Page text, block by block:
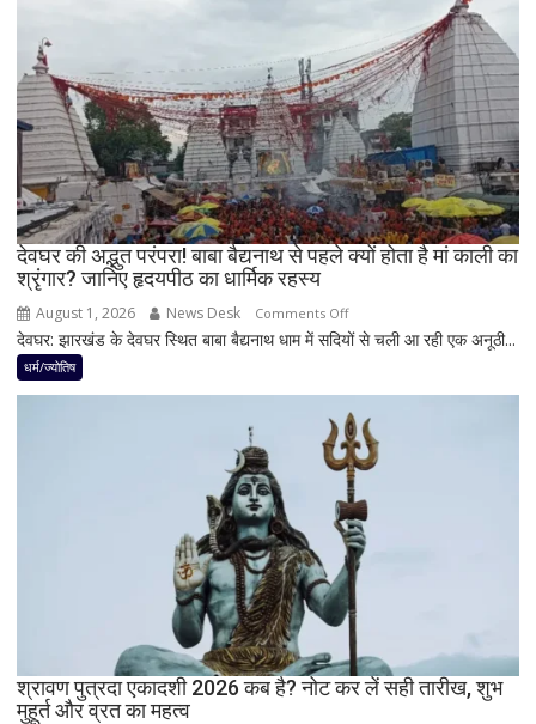
योग
से
पहले
जान
लें
ये
4
अहम
नियम,
मानी
शिव
की
पूजा
देवघर की अद्भुत परंपरा! बाबा बैद्यनाथ से पहले क्यों होता है मां काली का
श्रृंगार? जानिए हृदयपीठ का धार्मिक रहस्य
August 1, 2026 News Desk Comments Offon
देवघर
अद्भुत
परंपरा!
बाबा
बैद्यनाथ
से
पहले
क्यों
होता
है
मां
काली
का
देवघर: झारखंड के देवघर स्थित बाबा बैद्यनाथ धाम में सदियों से चली आ रही एक अनूठी...
धर्म/ज्योतिष
श्रावण पुत्रदा एकादशी 2026 कब है? नोट कर लें सही तारीख, शुभ
मुहूर्त और व्रत का महत्व